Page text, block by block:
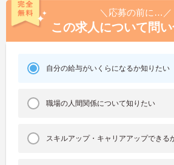
＼応募の前に…／
この求人について問
自分の給与がいくらになるか知りたい
職場の人間関係について知りたい
スキルアップ・キャリアアップできる